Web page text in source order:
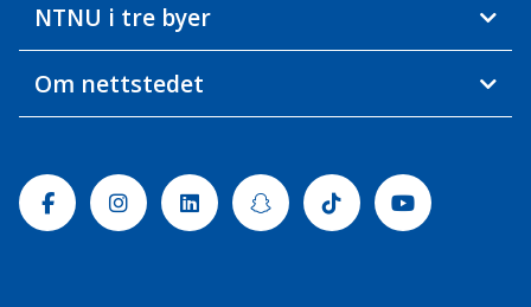
NTNU i tre byer
Om nettstedet
FacebookInstagramLinkedinSnapchatTiktok Youtube